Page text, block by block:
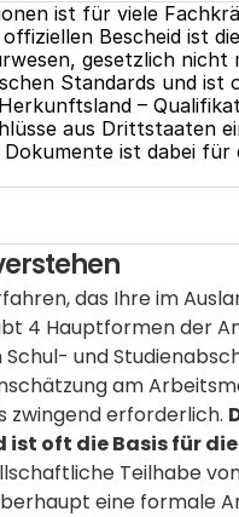
ist für viele
Bescheid ist
gesetzlich nicht
Standards und ist
–
aus Drittstaaten
ist dabei für
das Ihre im
4 Hauptformen der
und
am
zwingend erforderlich.
oft die Basis für
Teilhabe
eine formale